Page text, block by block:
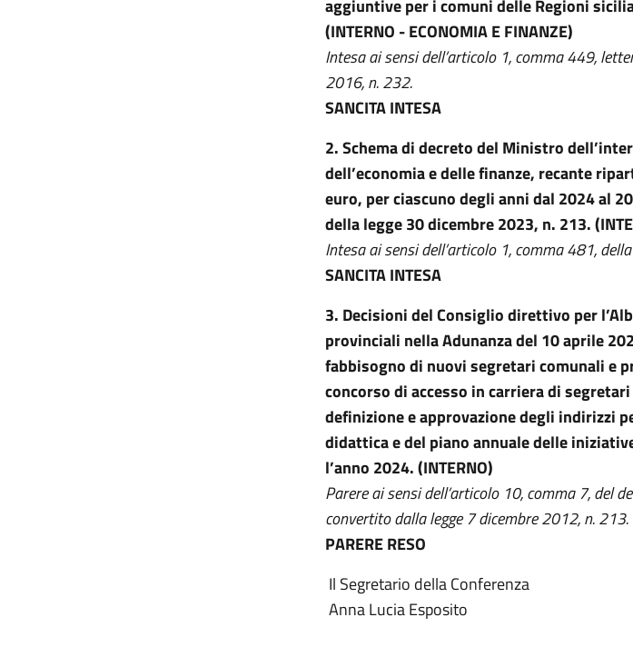
aggiuntive per i comuni delle Regioni
(INTERNO - ECONOMIA E FINANZE)
Intesa ai sensi dell’articolo 1, comma 449,
2016, n. 232.
SANCITA INTESA
2. Schema di decreto del Ministro
dell’economia e delle finanze, recante
euro, per ciascuno degli anni dal 2024 al
della legge 30 dicembre 2023, n. 213.
Intesa ai sensi dell’articolo 1, comma 481,
SANCITA INTESA
3. Decisioni del Consiglio direttivo per
provinciali nella Adunanza del 10 aprile
fabbisogno di nuovi segretari comunali e
concorso di accesso in carriera di
definizione e approvazione degli indirizzi
didattica e del piano annuale delle
l’anno 2024. (INTERNO)
Parere ai sensi dell’articolo 10, comma 7, del
convertito dalla legge 7 dicembre 2012, n. 213.
PARERE RESO
Il Segretario della Conferenza
Anna Lucia Esposito